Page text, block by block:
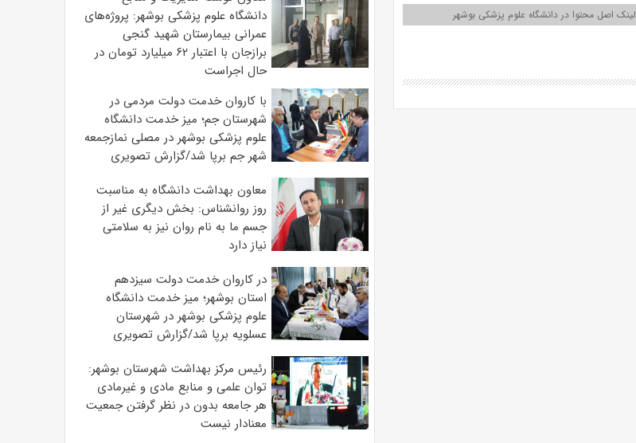
لینک اصل محتوا در دانشگاه علوم پزشکی بوشهر
دانشگاه علوم پزشکی بوشهر: پروژه‌های
عمرانی بیمارستان شهید گنجی
برازجان با اعتبار ۶۲ میلیارد تومان در
حال اجراست
با کاروان خدمت دولت مردمی در
شهرستان جم؛ میز خدمت دانشگاه
علوم پزشکی بوشهر در مصلی نمازجمعه
شهر جم برپا شد/گزارش تصویری
معاون بهداشت دانشگاه به مناسبت
روز روانشناس: بخش دیگری غیر از
جسم ما به نام روان نیز به سلامتی
نیاز دارد
در کاروان خدمت دولت سیزدهم
استان بوشهر؛ میز خدمت دانشگاه
علوم پزشکی بوشهر در شهرستان
عسلویه برپا شد/گزارش تصویری
رئیس مرکز بهداشت شهرستان بوشهر:
توان علمی و منابع مادی و غیرمادی
هر جامعه بدون در نظر گرفتن جمعیت
معنادار نیست